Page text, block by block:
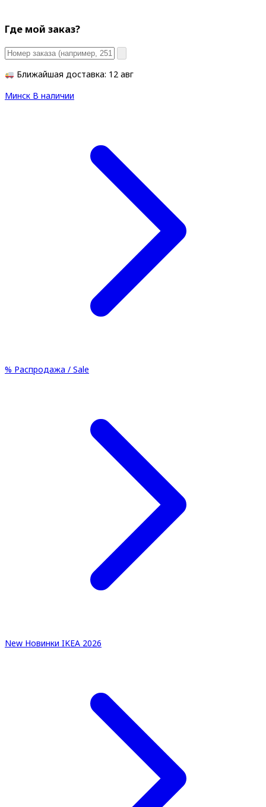
Где мой заказ?
Ближайшая доставка: 12 авг
Минск В наличии
% Распродажа / Sale
New Новинки IKEA 2026